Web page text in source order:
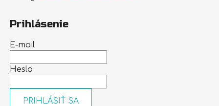
Prihlásenie
E-mail
Heslo
PRIHLÁSIŤ SA